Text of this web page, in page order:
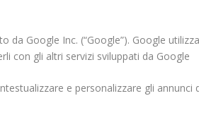
da Google Inc. (“Google”). Google
con gli altri servizi sviluppati da Google
e personalizzare gli